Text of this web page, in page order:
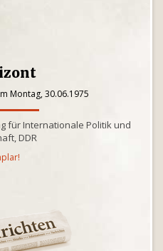
Montag, 30.06.1975
für Internationale Politik und
DDR